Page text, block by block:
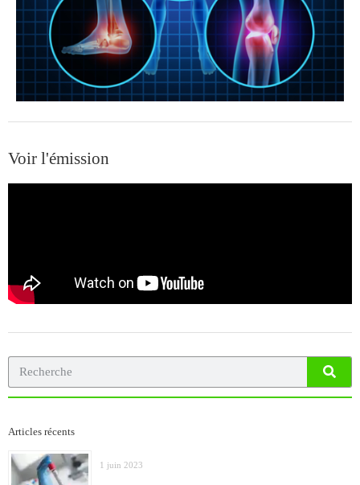
Voir l'émission
Articles récents
1 juin 2023